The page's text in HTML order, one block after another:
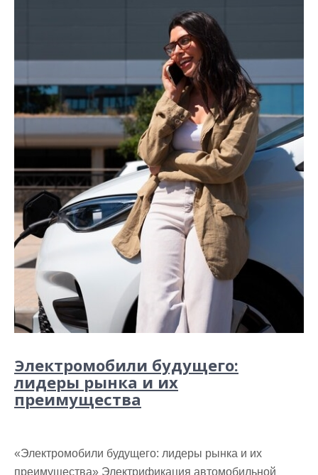
Электромобили будущего:
лидеры рынка и их
преимущества
«Электромобили будущего: лидеры рынка и их
преимущества» Электрификация автомобильной